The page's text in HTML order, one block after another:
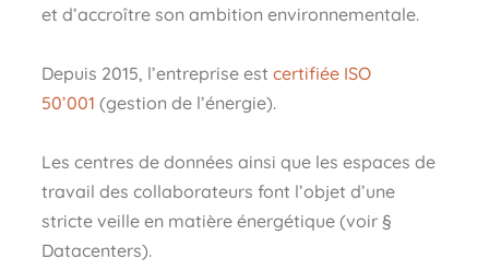
et d’accroître son ambition environnementale.
Depuis 2015, l’entreprise estcertifiée ISO
50’001 (gestion de l’énergie).
Les centres de données ainsi que les espaces de
travail des collaborateurs font l’objet d’une
stricte veille en matière énergétique (voir §
Datacenters).